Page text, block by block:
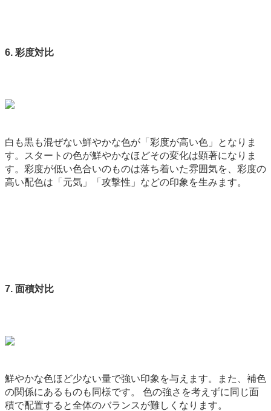
6. 彩度対比
白も黒も混ぜない鮮やかな色が「彩度が高い色」となりま
す。スタートの色が鮮やかなほどその変化は顕著になりま
す。彩度が低い色合いのものは落ち着いた雰囲気を、彩度の
高い配色は「元気」「攻撃性」などの印象を生みます。
7. 面積対比
鮮やかな色ほど少ない量で強い印象を与えます。また、補色
の関係にあるものも同様です。 色の強さを考えずに同じ面
積で配置すると全体のバランスが難しくなります。